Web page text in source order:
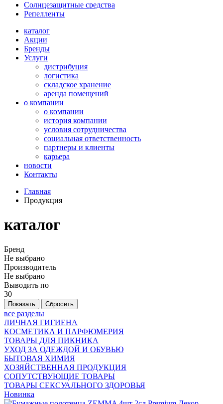
Солнцезащитные средства
Репелленты
каталог
Акции
Бренды
Услуги
дистрибуция
логистика
складское хранение
аренда помещений
о компании
о компании
история компании
условия сотрудничества
социальная ответственность
партнеры и клиенты
карьера
новости
Контакты
Главная
Продукция
каталог
Бренд
Не выбрано
Производитель
Не выбрано
Выводить по
30
все разделы
ЛИЧНАЯ ГИГИЕНА
КОСМЕТИКА И ПАРФЮМЕРИЯ
ТОВАРЫ ДЛЯ ПИКНИКА
УХОД ЗА ОДЕЖДОЙ И ОБУВЬЮ
БЫТОВАЯ ХИМИЯ
ХОЗЯЙСТВЕННАЯ ПРОДУКЦИЯ
СОПУТСТВУЮЩИЕ ТОВАРЫ
ТОВАРЫ СЕКСУАЛЬНОГО ЗДОРОВЬЯ
Новинка